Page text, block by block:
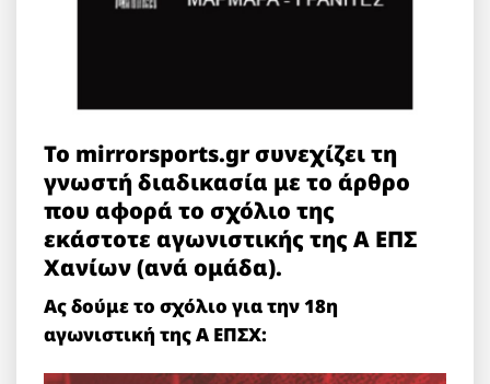
Το mirrorsports.gr συνεχίζει τη
γνωστή διαδικασία με το άρθρο
που αφορά το σχόλιο της
εκάστοτε αγωνιστικής της Α ΕΠΣ
Χανίων (ανά ομάδα).
Ας δούμε το σχόλιο για την 18η
αγωνιστική της Α ΕΠΣΧ: